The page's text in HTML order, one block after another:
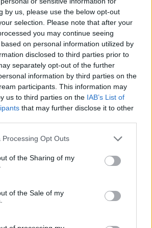
by us, please use the below opt-out
selection. Please note that after your
you may continue seeing
on personal information utilized by
disclosed to third parties prior to
separately opt-out of the further
information by third parties on the
participants. This information may
us to third parties on the IAB’s List of
that may further disclose it to other
Processing Opt Outs
of the Sharing of my
of the Sale of my
άτομα που θα ενταχθούν
θα παραμείνουν μακροπρόθεσμα.
και συμπεριληπτική
εργασίας
μιας αγγελίας εργασίας παίζουν
υποψήφιοι θα νιώσουν ότι τους
ένα ουδέτερο και επαγγελματικό
εξίσου σε όλους, ανεξαρτήτως
να θεωρηθούν μεροληπτικές ή
είναι να δείξετε ότι η θέση είναι
επαγγελματία. Σύμφωνα με
εργασίας που είναι γραμμένες σε
πολύ καλύτερες εντυπώσεις. Το
δηλώνουν ότι σχηματίζουν